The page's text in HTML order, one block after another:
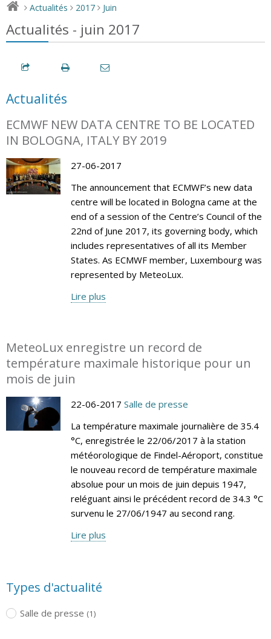
> Actualités > 2017 > Juin
Actualités - juin 2017
Actualités
ECMWF NEW DATA CENTRE TO BE LOCATED
IN BOLOGNA, ITALY BY 2019
27-06-2017
The announcement that ECMWF’s new data
centre will be located in Bologna came at the
end of a session of the Centre’s Council of the
22nd of June 2017, its governing body, which
includes representatives of all its Member
States. As ECMWF member, Luxembourg was
represented by MeteoLux.
Lire plus
MeteoLux enregistre un record de
température maximale historique pour un
mois de juin
22-06-2017 Salle de presse
La température maximale journalière de 35.4
°C, enregistrée le 22/06/2017 à la station
météorologique de Findel-Aéroport, constitue
le nouveau record de température maximale
absolue pour un mois de juin depuis 1947,
reléguant ainsi le précédent record de 34.3 °C
survenu le 27/06/1947 au second rang.
Lire plus
Types d'actualité
Salle de presse (1)